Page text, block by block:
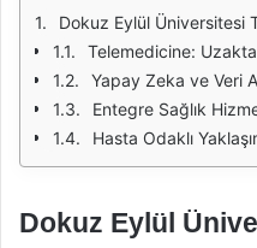
Dokuz Eylül Üniversitesi Tıp
Telemedicine:
Yapay Zeka ve Veri
Entegre Sağlık
Hasta Odaklı
Dokuz Eylül